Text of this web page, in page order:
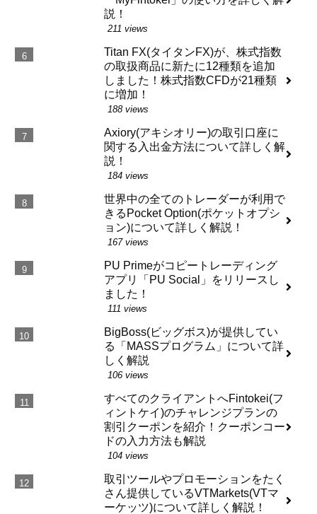
説！
211 views
Titan FX(タイタンFX)が、株式指数
の取扱商品に新たに12種類を追加
しました！株式指数CFDが21種類
に増加！
188 views
Axiory(アキシオリー)の取引口座に
関する入出金方法について詳しく解
説！
184 views
世界中の全てのトレーダーが利用で
きるPocket Option(ポケットオプシ
ョン)について詳しく解説！
167 views
PU Primeがコピートレーディング
アプリ「PU Social」をリリースし
ました！
111 views
BigBoss(ビッグボス)が提供してい
る「MASSプログラム」について詳
しく解説
106 views
すべてのクライアントへFintokei(フ
ィントケイ)のチャレンジプランの
割引クーポンを紹介！クーポンコー
ドの入力方法も解説
104 views
取引ツールやプロモーションをたく
さん提供しているVTMarkets(VTマ
ーケッツ)について詳しく解説！